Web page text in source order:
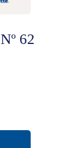
62